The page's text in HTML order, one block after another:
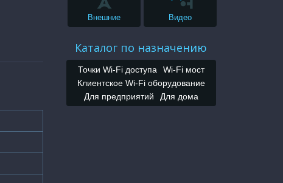
Внешние Видео
Каталог по назначению
Точки Wi-Fi доступа
Wi-Fi мост
Клиентское Wi-Fi оборудование
Для предприятий
Для дома